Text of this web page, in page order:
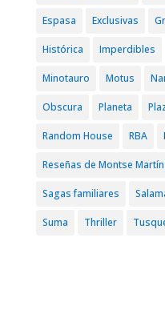
Espasa Exclusivas
Histórica Imperdibles
Minotauro Motus
Obscura Planeta
Random House RBA
Reseñas de Montse Martín
Sagas familiares
Suma Thriller